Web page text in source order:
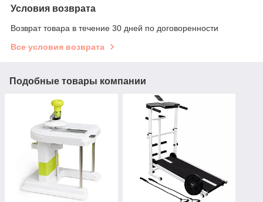
Условия возврата
Возврат товара в течение 30 дней по договоренности
Все условия возврата
Подобные товары компании